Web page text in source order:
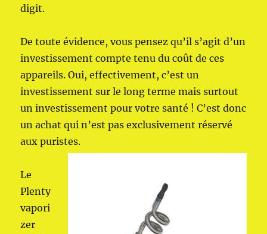
digit.
De toute évidence, vous pensez qu’il s’agit d’un
investissement compte tenu du coût de ces
appareils. Oui, effectivement, c’est un
investissement sur le long terme mais surtout
un investissement pour votre santé ! C’est donc
un achat qui n’est pas exclusivement réservé
aux puristes.
Le
Plenty
vapori
zer